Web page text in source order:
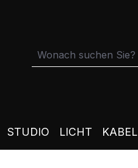
STUDIO LICHT KABEL